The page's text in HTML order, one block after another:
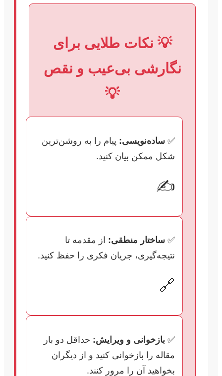
💡 نکات طلایی برای
نگارشی بی‌عیب و نقص
💡
✅ ساده‌نویسی: پیام را به روشن‌ترین
شکل ممکن بیان کنید.
✍️
✅ ساختار منطقی: از مقدمه تا
نتیجه‌گیری، جریان فکری را حفظ کنید.
🔗
✅ بازخوانی و ویرایش: حداقل دو بار
مقاله را بازخوانی کنید و از دیگران
بخواهید آن را مرور کنند.